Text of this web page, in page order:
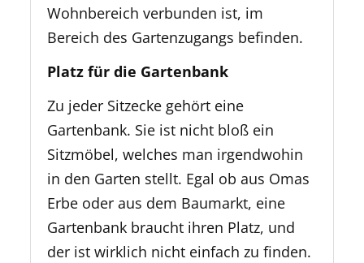
Wohnbereich verbunden ist, im
Bereich des Gartenzugangs befinden.
Platz für die Gartenbank
Zu jeder Sitzecke gehört eine
Gartenbank. Sie ist nicht bloß ein
Sitzmöbel, welches man irgendwohin
in den Garten stellt. Egal ob aus Omas
Erbe oder aus dem Baumarkt, eine
Gartenbank braucht ihren Platz, und
der ist wirklich nicht einfach zu finden.